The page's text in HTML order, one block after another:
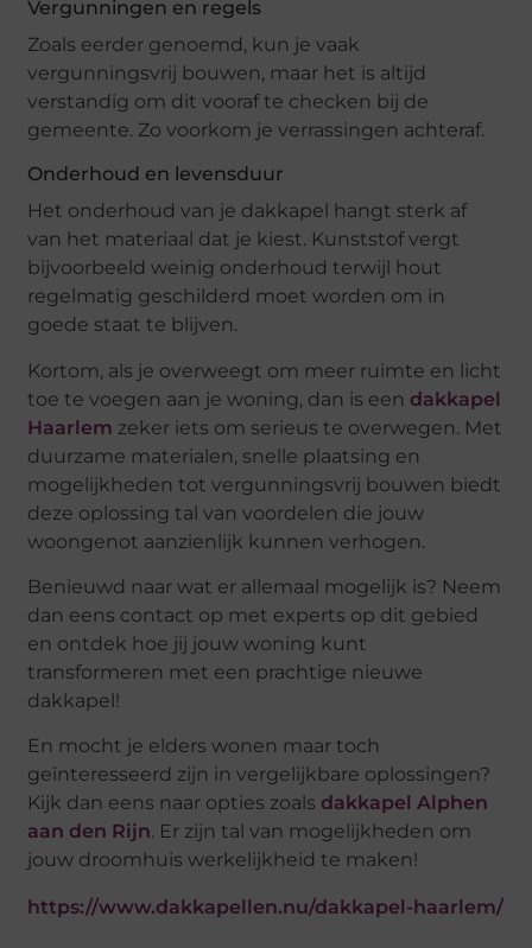
Vergunningen en regels
Zoals eerder genoemd, kun je vaak
vergunningsvrij bouwen, maar het is altijd
verstandig om dit vooraf te checken bij de
gemeente. Zo voorkom je verrassingen achteraf.
Onderhoud en levensduur
Het onderhoud van je dakkapel hangt sterk af
van het materiaal dat je kiest. Kunststof vergt
bijvoorbeeld weinig onderhoud terwijl hout
regelmatig geschilderd moet worden om in
goede staat te blijven.
Kortom, als je overweegt om meer ruimte en licht
toe te voegen aan je woning, dan is een dakkapel
Haarlem zeker iets om serieus te overwegen. Met
duurzame materialen, snelle plaatsing en
mogelijkheden tot vergunningsvrij bouwen biedt
deze oplossing tal van voordelen die jouw
woongenot aanzienlijk kunnen verhogen.
Benieuwd naar wat er allemaal mogelijk is? Neem
dan eens contact op met experts op dit gebied
en ontdek hoe jij jouw woning kunt
transformeren met een prachtige nieuwe
dakkapel!
En mocht je elders wonen maar toch
geïnteresseerd zijn in vergelijkbare oplossingen?
Kijk dan eens naar opties zoals dakkapel Alphen
aan den Rijn. Er zijn tal van mogelijkheden om
jouw droomhuis werkelijkheid te maken!
https://www.dakkapellen.nu/dakkapel-haarlem/